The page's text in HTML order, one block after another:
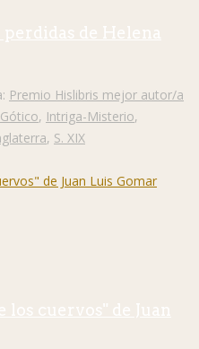
perdidas de Helena
Premio Hislibris mejor autor/a
Gótico, Intriga-Misterio,
, S. XIX
cuervos" de Juan